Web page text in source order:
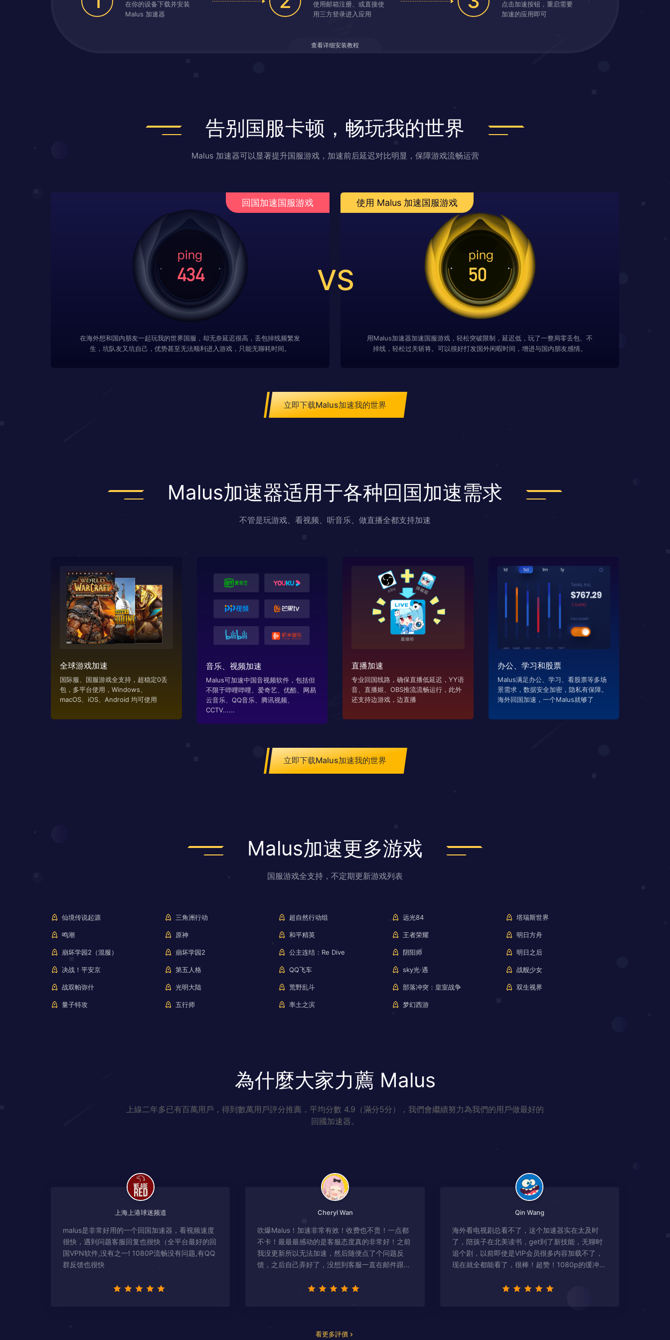
在你的设备下载并安装
Malus 加速器
使用邮箱注册、或直接使
用三方登录进入应用
点击加速按钮，重启需要
加速的应用即可
查看详细安装教程
告别国服卡顿，畅玩我的世界
Malus 加速器可以显著提升国服游戏，加速前后延迟对比明显，保障游戏流畅运营
回国加速国服游戏
在海外想和国内朋友一起玩我的世界国服，却无奈延迟很高，丢包掉线频繁发
生，坑队友又坑自己，优势甚至无法顺利进入游戏，只能无聊耗时间。
VS
使用 Malus 加速国服游戏
用Malus加速器加速国服游戏，轻松突破限制，延迟低，玩了一整局零丢包、不
掉线，轻松过关斩将。可以很好打发国外闲暇时间，增进与国内朋友感情。
立即下载Malus加速我的世界
Malus加速器适用于各种回国加速需求
不管是玩游戏、看视频、听音乐、做直播全都支持加速
全球游戏加速
国际服、国服游戏全支持，超稳定0丢
包，多平台使用，Windows、
macOS、iOS、Android 均可使用
音乐、视频加速
Malus可加速中国音视频软件，包括但
不限于哔哩哔哩、爱奇艺、优酷、网易
云音乐、QQ音乐、腾讯视频、
CCTV......
直播加速
专业回国线路，确保直播低延迟，YY语
音、直播姬、OBS推流流畅运行，此外
还支持边游戏，边直播
办公、学习和股票
Malus满足办公、学习、看股票等多场
景需求，数据安全加密，隐私有保障。
海外回国加速，一个Malus就够了
立即下载Malus加速我的世界
Malus加速更多游戏
国服游戏全支持，不定期更新游戏列表
仙境传说起源 三角洲行动 超自然行动组 远光84 塔瑞斯世界
鸣潮 原神 和平精英 王者荣耀 明日方舟
崩坏学园2（混服） 崩坏学园2 公主连结：Re Dive 阴阳师 明日之后
决战！平安京 第五人格 QQ飞车 sky光·遇 战舰少女
战双帕弥什 光明大陆 荒野乱斗 部落冲突：皇室战争 双生视界
量子特攻 五行师 率土之滨 梦幻西游
為什麼大家力薦 Malus
上線二年多已有百萬用戶，得到數萬用戶評分推薦，平均分數 4.9（滿分5分），我們會繼續努力為我們的用戶做最好的
回國加速器。
上海上港球迷频道
malus是非常好用的一个回国加速器，看视频速度
很快，遇到问题客服回复也很快（全平台最好的回
国VPN软件,没有之一! 1080P流畅没有问题,有QQ
群反馈也很快
Cheryl Wan
吹爆Malus！加速非常有效！收费也不贵！一点都
不卡！最最最感动的是客服态度真的非常好！之前
我没更新所以无法加速，然后随便点了个问题反
馈，之后自己弄好了，没想到客服一直在邮件跟
Qin Wang
海外看电视剧总看不了，这个加速器实在太及时
了，陪孩子在北美读书，get到了新技能，无聊时
追个剧，以前即使是VIP会员很多内容加载不了，
现在就全都能看了，很棒！超赞！1080p的缓冲完
看更多評價